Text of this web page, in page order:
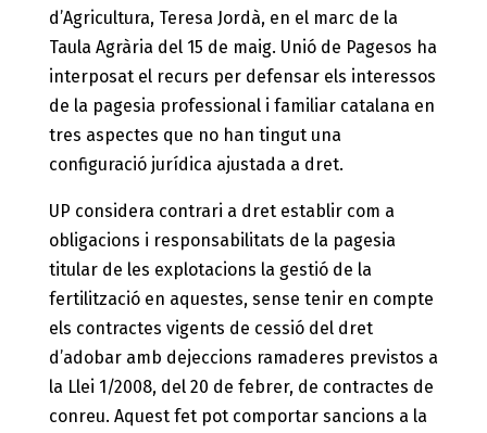
d’Agricultura, Teresa Jordà, en el marc de la
Taula Agrària del 15 de maig. Unió de Pagesos ha
interposat el recurs per defensar els interessos
de la pagesia professional i familiar catalana en
tres aspectes que no han tingut una
configuració jurídica ajustada a dret.
UP considera contrari a dret establir com a
obligacions i responsabilitats de la pagesia
titular de les explotacions la gestió de la
fertilització en aquestes, sense tenir en compte
els contractes vigents de cessió del dret
d’adobar amb dejeccions ramaderes previstos a
la Llei 1/2008, del 20 de febrer, de contractes de
conreu. Aquest fet pot comportar sancions a la